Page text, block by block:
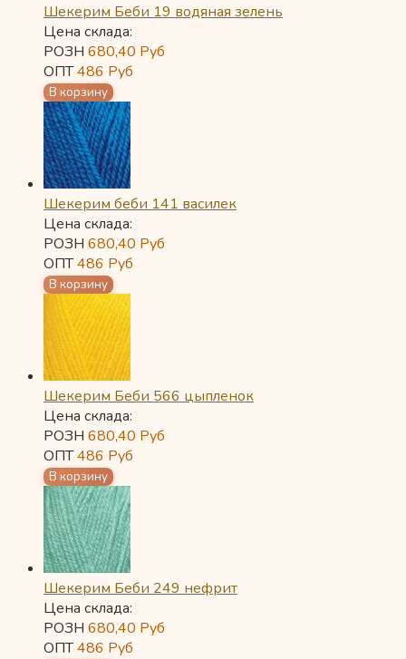
Шекерим Беби 19 водяная зелень
Цена склада:
РОЗН 680,40 Руб
ОПТ486 Руб
Шекерим беби 141 василек
Цена склада:
РОЗН 680,40 Руб
ОПТ486 Руб
Шекерим Беби 566 цыпленок
Цена склада:
РОЗН 680,40 Руб
ОПТ486 Руб
Шекерим Беби 249 нефрит
Цена склада:
РОЗН 680,40 Руб
ОПТ486 Руб